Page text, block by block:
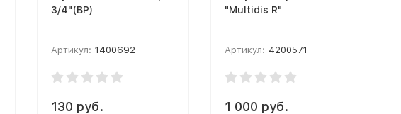
3/4"(ВР)
Артикул: 1400692
130 руб.
"Multidis R"
Артикул: 4200571
1 000 руб.